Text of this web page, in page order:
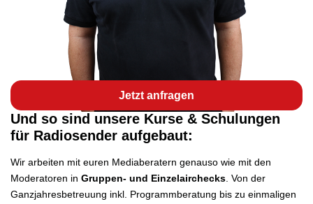
Jetzt anfragen
Und so sind unsere Kurse & Schulungen
für Radiosender aufgebaut:
Wir arbeiten mit euren Mediaberatern genauso wie mit den
Moderatoren in Gruppen- und Einzelairchecks. Von der
Ganzjahresbetreuung inkl. Programmberatung bis zu einmaligen